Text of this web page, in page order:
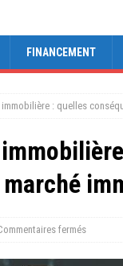
FINANCEMENT
: quelles
fermés